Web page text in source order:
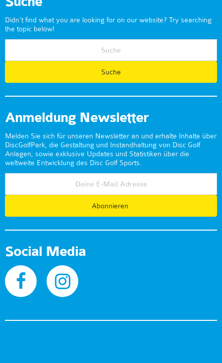
Didn't find what you are looking for on our website? Try searching
the topic below!
Anmeldung Newsletter
Melden Sie sich für unseren Newsletter an und erhalte Inhalte über
DiscGolfPark, die Gestaltung und Instandhaltung von Disc Golf
Anlagen, sowie exklusive Updates und Statistiken über die
weltweite Entwicklung des Disc Golf Sports.
Abonnieren
Social Media